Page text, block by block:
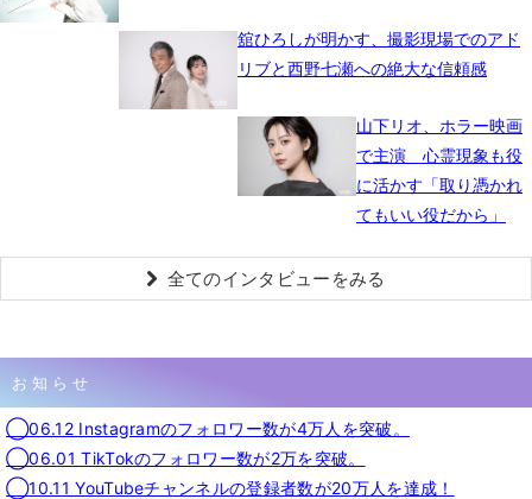
舘ひろしが明かす、撮影現場でのアド
リブと西野七瀬への絶大な信頼感
山下リオ、ホラー映画
で主演 心霊現象も役
に活かす「取り憑かれ
てもいい役だから」
全てのインタビューをみる
お知らせ
◯06.12 Instagramのフォロワー数が4万人を突破。
◯06.01 TikTokのフォロワー数が2万を突破。
◯10.11 YouTubeチャンネルの登録者数が20万人を達成！